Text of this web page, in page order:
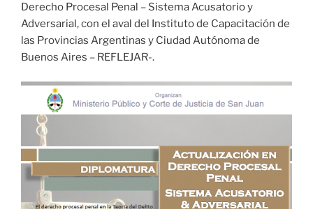
Derecho Procesal Penal – Sistema Acusatorio y
Adversarial, con el aval del Instituto de Capacitación de
las Provincias Argentinas y Ciudad Autónoma de
Buenos Aires – REFLEJAR-.